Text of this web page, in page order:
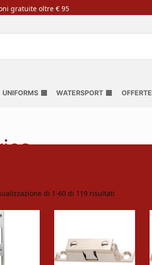
gratuite oltre € 95
UNIFORMS WATERSPORT OFFERTE
di 1-60 di 119 risultati